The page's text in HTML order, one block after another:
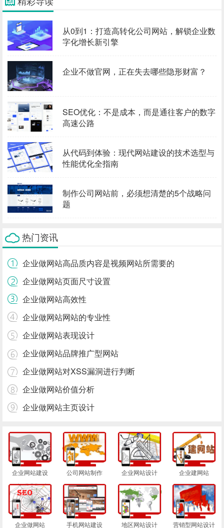
从0到1：打造高转化公司网站，解锁企业数
字化增长新引擎
企业不做官网，正在失去哪些隐形财富？
SEO优化：不是成本，而是通往客户的数字
高速公路
从代码到体验：现代网站建设的技术选型与
性能优化全指南
制作公司网站前，必须想清楚的5个战略问
题
热门资讯
企业做网站高品质内容是视频网站所需要的
企业做网站页面尺寸设置
企业做网站高效性
企业做网站网站的专业性
企业做网站表现设计
企业做网站品牌推广型网站
企业做网站对XSS漏洞进行判断
企业做网站价值分析
企业做网站主页设计
企业网站建设 公司网站制作 企业网站设计 企业建网站
企业做网站 手机网站建设 地区网站设计 营销型网站设计